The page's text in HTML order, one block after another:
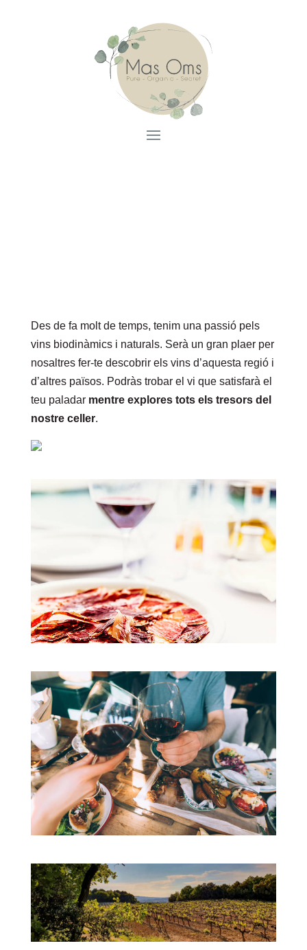
Des de fa molt de temps, tenim una passió pels
vins biodinàmics i naturals. Serà un gran plaer per
nosaltres fer-te descobrir els vins d’aquesta regió i
d’altres països. Podràs trobar el vi que satisfarà el
teu paladar mentre explores tots els tresors del
nostre celler.